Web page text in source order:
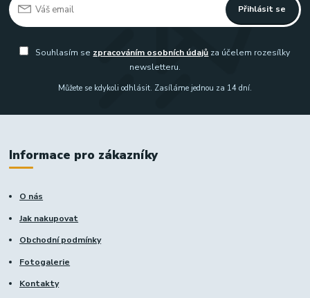
Přihlásit se
Souhlasím se zpracováním osobních údajů za účelem rozesílky
newsletteru.
Můžete se kdykoli odhlásit. Zasíláme jednou za 14 dní.
Informace pro zákazníky
O nás
Jak nakupovat
Obchodní podmínky
Fotogalerie
Kontakty